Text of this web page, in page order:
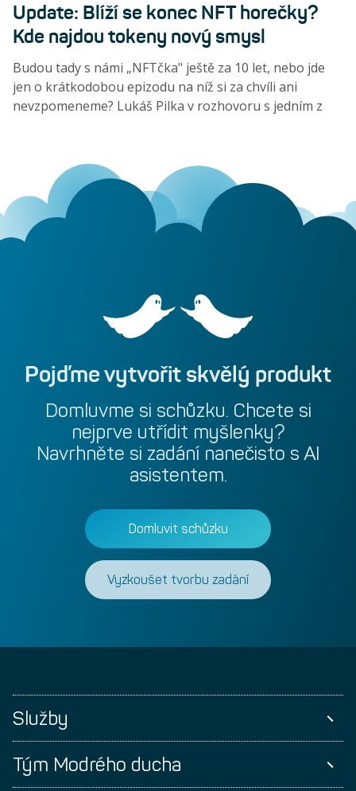
Update: Blíží se konec NFT horečky?
Kde najdou tokeny nový smysl
Budou tady s námi „NFTčka" ještě za 10 let, nebo jde
jen o krátkodobou epizodu na níž si za chvíli ani
nevzpomeneme? Lukáš Pilka v rozhovoru s jedním z
nezaměnitelných tokenů.
Pojďmevytvořit skvělý produkt
Domluvme si schůzku. Chcete si
nejprve utřídit myšlenky?
Navrhněte si zadání nanečisto s AI
asistentem.
Domluvit schůzku
Vyzkoušet tvorbu zadání
Služby
Tým Modrého ducha